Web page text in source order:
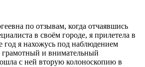
по отзывам, когда отчаявшись
в своём городе, я прилетела в
год я нахожусь под наблюдением
грамотный и внимательный
с ней вторую колоноскопию в